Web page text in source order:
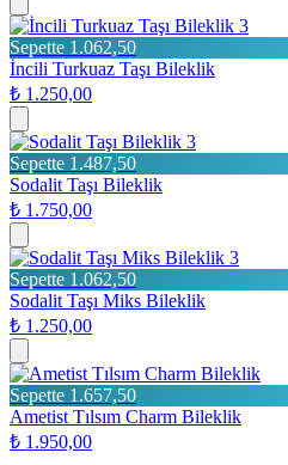
3
Sepette 1.062,50
İncili Turkuaz Taşı Bileklik
₺ 1.250,00
3
Sepette 1.487,50
Sodalit Taşı Bileklik
₺ 1.750,00
3
Sepette 1.062,50
Sodalit Taşı Miks Bileklik
₺ 1.250,00
Sepette 1.657,50
Ametist Tılsım Charm Bileklik
₺ 1.950,00